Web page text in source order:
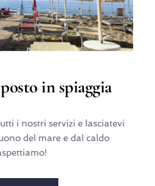
in spiaggia
i nostri servizi e lasciatevi
del mare e dal caldo